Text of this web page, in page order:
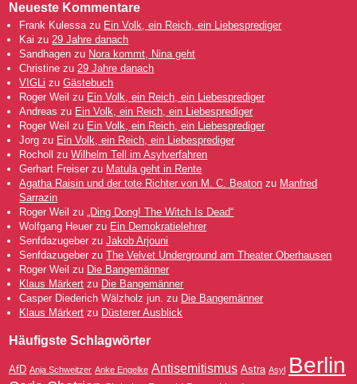
Neueste Kommentare
Frank Kulessa zu Ein Volk, ein Reich, ein Liebesprediger
Kai zu 29 Jahre danach
Sandhagen zu Nora kommt, Nina geht
Christine zu 29 Jahre danach
VIGLi zuGästebuch
Roger Weil zu Ein Volk, ein Reich, ein Liebesprediger
Andreas zu Ein Volk, ein Reich, ein Liebesprediger
Roger Weil zu Ein Volk, ein Reich, ein Liebesprediger
Jorg zu Ein Volk, ein Reich, ein Liebesprediger
Rocholl
zuWilhelm Tell im Asylverfahren
Gerhart Freiser zu Matula geht in Rente
Agatha Raisin und der tote Richter von M. C. Beaton zu Manfred
Sarrazin
Roger Weil zu
„Ding Dong! The Witch Is Dead“
Wolfgang Heuer zu Ein Demokratielehrer
Senfdazugeber zuJakob Arjouni
Senfdazugeber zuThe Velvet Underground am Theater Oberhausen
Roger Weil zu Die Bangemänner
Klaus Märkert zu Die Bangemänner
Casper Diederich Wälzholz jun. zu Die Bangemänner
Klaus Märkert zu Düsterer Ausblick
Häufigste Schlagwörter
AfD Anja Schweitzer Anke Engelke Antisemitismus Astra Asyl Berlin